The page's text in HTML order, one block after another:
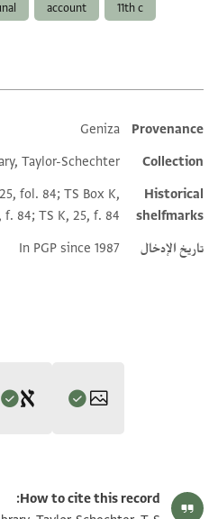
11th c
account
Additional metadata
Provenance
Geniza
Collection
Taylor-Schechter
Historical
shelfmarks
fol. 84; TS Box K,
f. 84; TS K, 25, f. 84
تاريخ الإدخال
In PGP since 1987
Jewish Pious Foundations from the
Cairo Geniza(Brill, 1976).
Pious Foundations from the
How to cite this record: